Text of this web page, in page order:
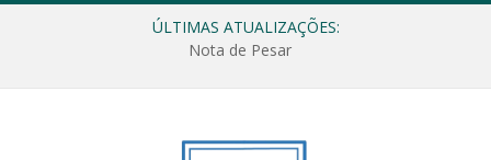
ÚLTIMAS ATUALIZAÇÕES:
Nota de Pesar